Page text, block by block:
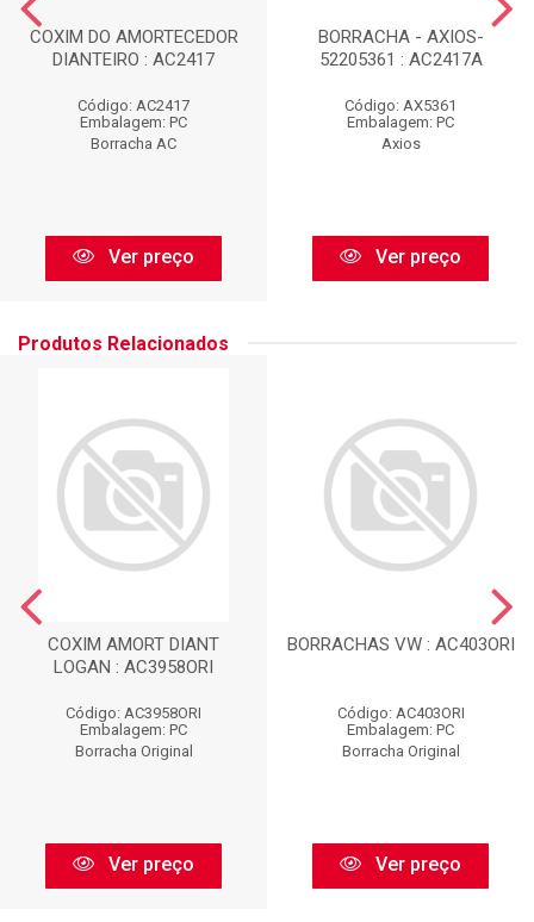
COXIM DO AMORTECEDOR
DIANTEIRO : AC2417
Código: AC2417
Embalagem: PC
Borracha AC
Ver preço
BORRACHA - AXIOS-
52205361 : AC2417A
Código: AX5361
Embalagem: PC
Axios
Ver preço
Produtos Relacionados
COXIM AMORT DIANT
LOGAN : AC3958ORI
Código: AC3958ORI
Embalagem: PC
Borracha Original
Ver preço
BORRACHAS VW : AC403ORI
Código: AC403ORI
Embalagem: PC
Borracha Original
Ver preço